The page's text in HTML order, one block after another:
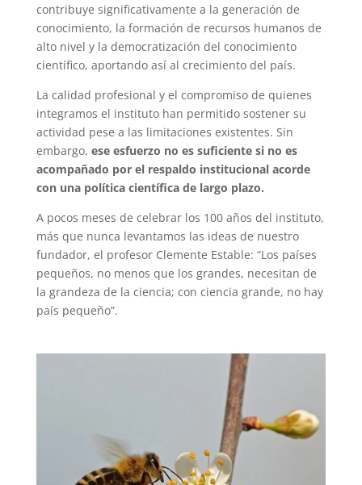
contribuye significativamente a la generación de
conocimiento, la formación de recursos humanos de
alto nivel y la democratización del conocimiento
científico, aportando así al crecimiento del país.
La calidad profesional y el compromiso de quienes
integramos el instituto han permitido sostener su
actividad pese a las limitaciones existentes. Sin
embargo, ese esfuerzo no es suficiente si no es
acompañado por el respaldo institucional acorde
con una política científica de largo plazo.
A pocos meses de celebrar los 100 años del instituto,
más que nunca levantamos las ideas de nuestro
fundador, el profesor Clemente Estable: “Los países
pequeños, no menos que los grandes, necesitan de
la grandeza de la ciencia; con ciencia grande, no hay
país pequeño”.